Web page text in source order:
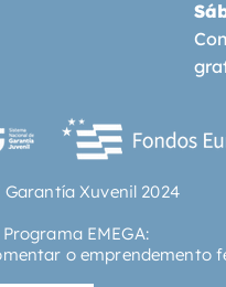
Xuvenil 2024
EMEGA:
o emprendemento